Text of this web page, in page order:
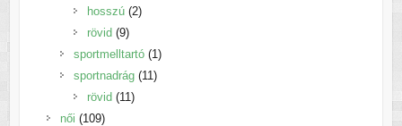
termék
hosszú 22
rövid 99
termék
sportmelltartó 11
termék
sportnadrág 1111
rövid 1111
női 109109